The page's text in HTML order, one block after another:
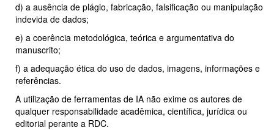
d) a ausência de plágio, fabricação, falsificação ou manipulação
indevida de dados;
e) a coerência metodológica, teórica e argumentativa do
manuscrito;
f) a adequação ética do uso de dados, imagens, informações e
referências.
A utilização de ferramentas de IA não exime os autores de
qualquer responsabilidade acadêmica, científica, jurídica ou
editorial perante a RDC.